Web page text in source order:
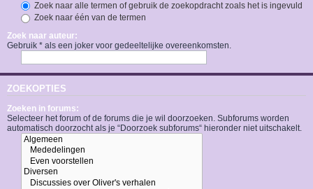
Zoek naar alle termen of gebruik de zoekopdracht zoals het is ingevuld
Zoek naar één van de termen
Zoek naar auteur:
Gebruik * als een joker voor gedeeltelijke overeenkomsten.
ZOEKOPTIES
Zoeken in forums:
Selecteer het forum of de forums die je wil doorzoeken. Subforums worden
automatisch doorzocht als je “Doorzoek subforums“ hieronder niet uitschakelt.